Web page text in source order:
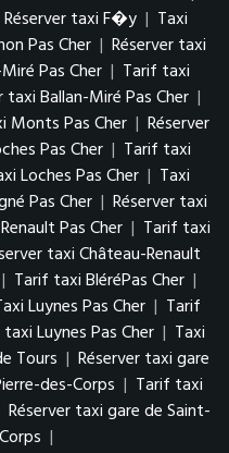
Réserver taxi F�y | Taxi
Pas Cher | Réserver taxi
Pas Cher | Tarif taxi
taxi Ballan-Miré Pas Cher |
Monts Pas Cher | Réserver
Pas Cher | Tarif taxi
Loches Pas Cher | Taxi
Pas Cher | Réserver taxi
Pas Cher | Tarif taxi
taxi Château-Renault
| Tarif taxi BléréPas Cher |
Luynes Pas Cher | Tarif
Luynes Pas Cher | Taxi
Tours | Réserver taxi gare
des-Corps | Tarif taxi
Réserver taxi gare de Saint-
|